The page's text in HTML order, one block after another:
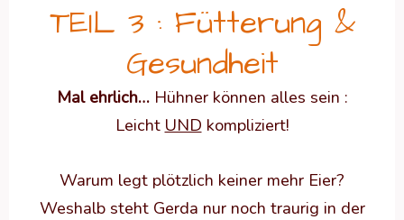
TEIL 3 : Fütterung &
Gesundheit
Mal ehrlich…Hühner können alles sein :
Leicht UND kompliziert!
Warum legt plötzlich keiner mehr Eier?
Weshalb steht Gerda nur noch traurig in der